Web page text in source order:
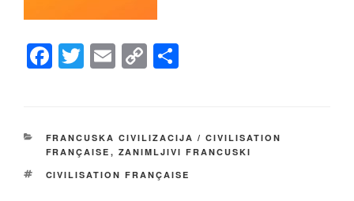
F
a
e
b
o
T
wi
er
E
m
C
o
y
Li
n
e
КАТЕГОРИЈЕ
FRANCUSKA CIVILIZACIJA / CIVILISATION
FRANÇAISE , ZANIMLJIVI FRANCUSKI
ОЗНАКЕ
CIVILISATION FRANÇAISE